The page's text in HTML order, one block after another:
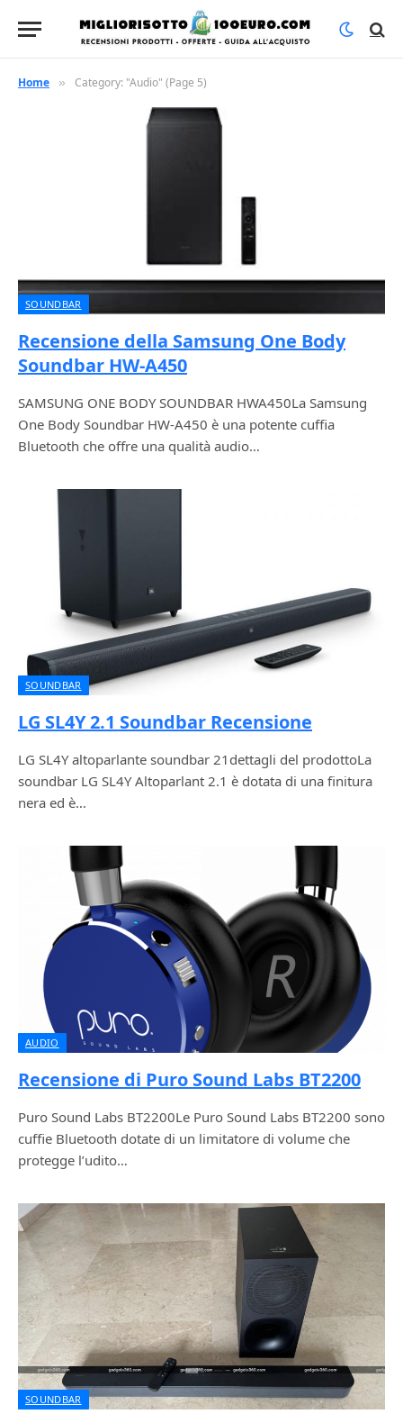
Home » Category: "Audio" (Page 5)
SOUNDBAR
Recensione della Samsung One Body
Soundbar HW-A450
SAMSUNG ONE BODY SOUNDBAR HWA450La Samsung
One Body Soundbar HW-A450 è una potente cuffia
Bluetooth che offre una qualità audio…
SOUNDBAR
LG SL4Y 2.1 Soundbar Recensione
LG SL4Y altoparlante soundbar 21dettagli del prodottoLa
soundbar LG SL4Y Altoparlant 2.1 è dotata di una finitura
nera ed è…
AUDIO
Recensione di Puro Sound Labs BT2200
Puro Sound Labs BT2200Le Puro Sound Labs BT2200 sono
cuffie Bluetooth dotate di un limitatore di volume che
protegge l’udito…
SOUNDBAR